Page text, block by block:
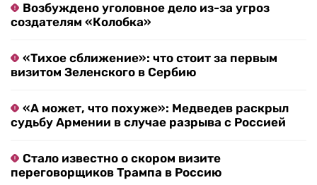
Возбуждено уголовное дело из-за угроз
создателям «Колобка»
«Тихое сближение»: что стоит за первым
визитом Зеленского в Сербию
«А может, что похуже»: Медведев раскрыл
судьбу Армении в случае разрыва с Россией
Стало известно о скором визите
переговорщиков Трампа в Россию